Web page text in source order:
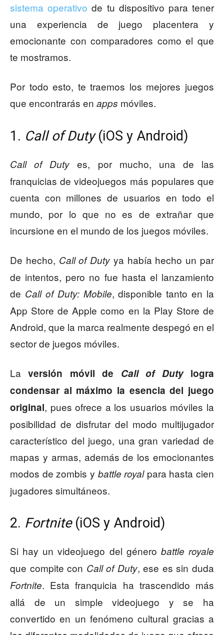
sistema operativo de tu dispositivo para tener
una experiencia de juego placentera y
emocionante con comparadores como el que
te mostramos.
Por todo esto, te traemos los mejores juegos
que encontrarás en apps móviles.
1. Call of Duty(iOS y Android)
Call of Duty es, por mucho, una de las
franquicias de videojuegos más populares que
cuenta con millones de usuarios en todo el
mundo, por lo que no es de extrañar que
incursione en el mundo de los juegos móviles.
De hecho, Call of Duty ya había hecho un par
de intentos, pero no fue hasta el lanzamiento
de Call of Duty: Mobile, disponible tanto en la
App Store de Apple como en la Play Store de
Android, que la marca realmente despegó en el
sector de juegos móviles.
Laversión móvil de Call of Dutylogra
condensar al máximo la esencia del juego
original, pues ofrece a los usuarios móviles la
posibilidad de disfrutar del modo multijugador
característico del juego, una gran variedad de
mapas y armas, además de los emocionantes
modos de zombis y battle royalpara hasta cien
jugadores simultáneos.
2. Fortnite(iOS y Android)
Si hay un videojuego del género battle royale
que compite con Call of Duty, ese es sin duda
Fortnite. Esta franquicia ha trascendido más
allá de un simple videojuego y se ha
convertido en un fenómeno cultural gracias a